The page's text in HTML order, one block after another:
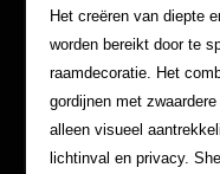
Het creëren van diepte
worden bereikt door te
raamdecoratie. Het
gordijnen met
alleen visueel
lichtinval en privacy.